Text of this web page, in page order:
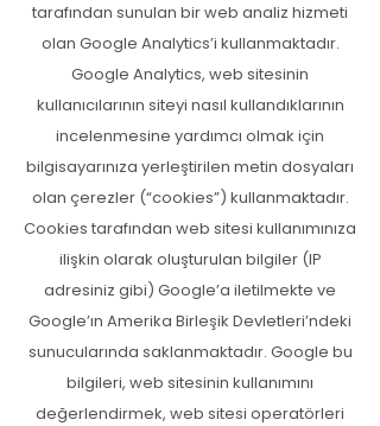
tarafından sunulan bir web analiz hizmeti
olan Google Analytics’i kullanmaktadır.
Google Analytics, web sitesinin
kullanıcılarının siteyi nasıl kullandıklarının
incelenmesine yardımcı olmak için
bilgisayarınıza yerleştirilen metin dosyaları
olan çerezler (“cookies”) kullanmaktadır.
Cookies tarafından web sitesi kullanımınıza
ilişkin olarak oluşturulan bilgiler (IP
adresiniz gibi) Google’a iletilmekte ve
Google’ın Amerika Birleşik Devletleri’ndeki
sunucularında saklanmaktadır. Google bu
bilgileri, web sitesinin kullanımını
değerlendirmek, web sitesi operatörleri